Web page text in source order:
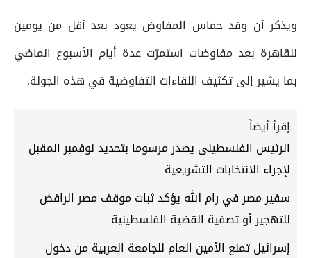
ويذكر أن وفد حماس المفاوض يعود بعد أقل من يومين
للقاهرة بعد مفاوضات استمرّت عدة أيام الأسبوع الماضي
بما يشير إلى تكثيف اللقاءات التفاوضية في هذه الجولة.
إقرأ أيضاً
الرئيس الفلسطينى يصدر مرسوما بتحديد نوفمبر المقبل
لإجراء الانتخابات التشريعية
سفير مصر في رام الله يؤكد ثبات موقف مصر الرافض
للتهجير أو تصفية القضية الفلسطينية
إسرائيل تمنع الأمين العام للجامعة العربية من دخول